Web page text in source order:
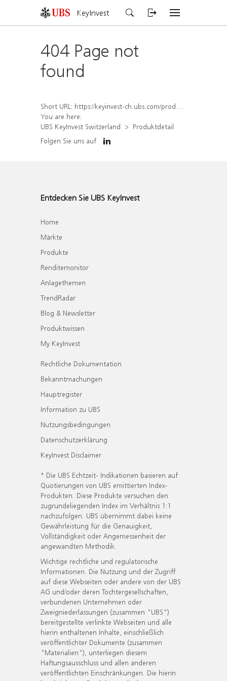
KeyInvest
404 Page not
found
Short URL: https://keyinvest-ch.ubs.com/produkt/detail/index/isin/CH1570500160
You are here:
UBS KeyInvest Switzerland
Produktdetail
Folgen Sie uns auf
Entdecken Sie UBS KeyInvest
Home
Märkte
Produkte
Renditemonitor
Anlagethemen
TrendRadar
Blog & Newsletter
Produktwissen
My KeyInvest
Rechtliche Dokumentation
Bekanntmachungen
Hauptregister
Information zu UBS
Nutzungsbedingungen
Datenschutzerklärung
KeyInvest Disclaimer
* Die UBS Echtzeit- Indikationen basieren auf
Quotierungen von UBS emittierten Index-
Produkten. Diese Produkte versuchen den
zugrundeliegenden Index im Verhältnis 1:1
nachzufolgen. UBS übernimmt dabei keine
Gewährleistung für die Genauigkeit,
Vollständigkeit oder Angemessenheit der
angewandten Methodik.
Wichtige rechtliche und regulatorische
Informationen. Die Nutzung und der Zugriff
auf diese Webseiten oder andere von der UBS
AG und/oder deren Tochtergesellschaften,
verbundenen Unternehmen oder
Zweigniederlassungen (zusammen "UBS")
bereitgestellte verlinkte Webseiten und alle
hierin enthaltenen Inhalte, einschließlich
veröffentlichter Dokumente (zusammen
"Materialien"), unterliegen diesem
Haftungsausschluss und allen anderen
veröffentlichten Einschränkungen. Die hierin